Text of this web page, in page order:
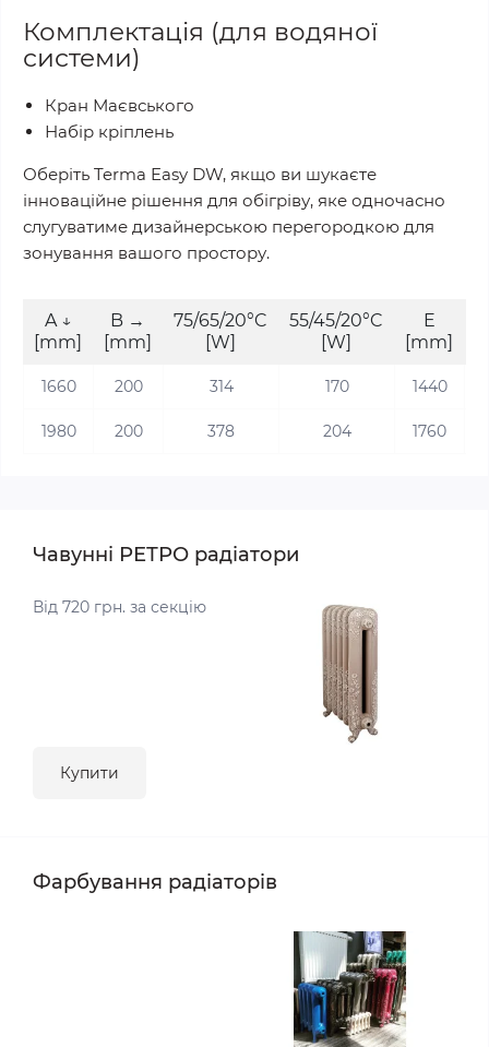
Комплектація (для водяної
системи)
Кран Маєвського
Набір кріплень
Оберіть Terma Easy DW, якщо ви шукаєте
інноваційне рішення для обігріву, яке одночасно
слугуватиме дизайнерською перегородкою для
зонування вашого простору.
A ↓
[mm]
B →
[mm]
75/65/20°C
[W]
55/45/20°C
[W]
E
[mm]
1660 200 314 170 1440
1980 200 378 204 1760
Чавунні РЕТРО радіатори
Від 720 грн. за секцію
Купити
Фарбування радіаторів